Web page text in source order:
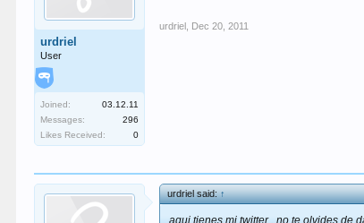
urdriel
User
Joined:
03.12.11
Messages:
296
Likes Received:
0
urdriel Dec 20, 2011
urdriel said:↑
aqui tienes mi twitter , no te olvides de